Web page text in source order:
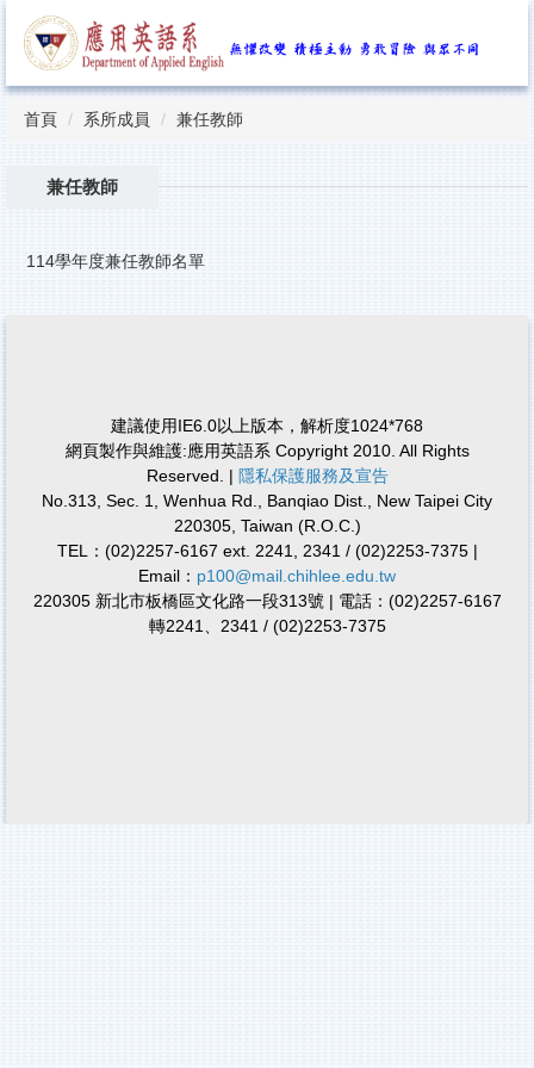
到
要
內首頁 系所成員 兼任教師
兼任教師
114學年度兼任教師名單
建議使用IE6.0以上版本，解析度1024*768
網頁製作與維護:應用英語系 Copyright 2010. All Rights
Reserved. | 隱私保護服務及宣告
No.313, Sec. 1, Wenhua Rd., Banqiao Dist., New Taipei City
220305, Taiwan (R.O.C.)
TEL：(02)2257-6167 ext. 2241, 2341 / (02)2253-7375 |
Email： p100@mail.chihlee.edu.tw
220305 新北市板橋區文化路一段313號 | 電話：(02)2257-6167
轉2241、2341 / (02)2253-7375